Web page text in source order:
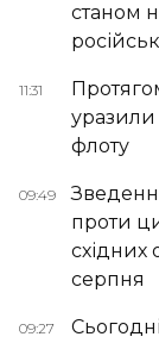
станом
11:31
уразили
флоту
09:49
проти
східних
серпня
09:27